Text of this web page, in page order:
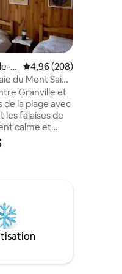
T
Note moyenne de
4,96 (208)
du Mont Saint
Granville et
de la plage avec
les falaises de
calme et
ce qu'il faut
côté du
(sauf juillet